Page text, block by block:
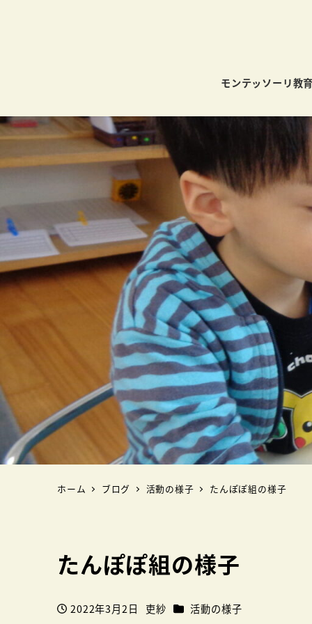
モンテッソーリ教
ホーム ブログ 活動の様子 たんぽぽ組の様子
たんぽぽ組の様子
投稿日
2022年3月2日
著
吏紗 カテゴリー
活動の様子